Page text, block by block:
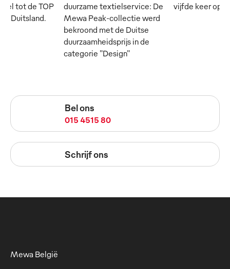
tot de TOP
in Duitsland.
duurzame textielservice: De
Mewa Peak-collectie werd
bekroond met de Duitse
duurzaamheidsprijs in de
categorie "Design"
vijfde keer op
Bel ons
015 4515 80
Schrijf ons
Mewa België